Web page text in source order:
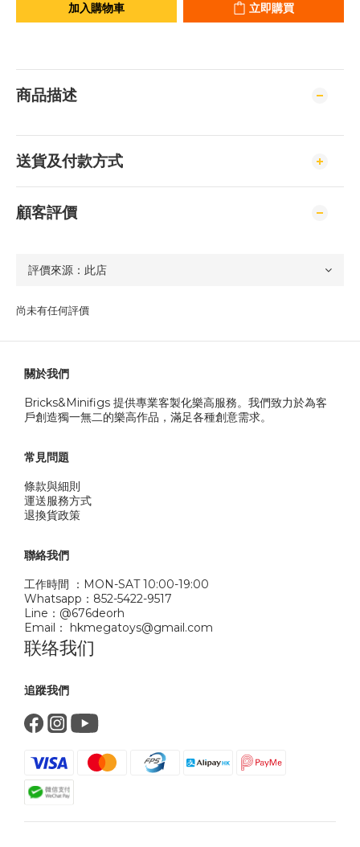
加入購物車 立即購買
商品描述
送貨及付款方式
顧客評價
尚未有任何評價
關於我們
Bricks&Minifigs 提供專業客製化樂高服務。我們致力於為客
戶創造獨一無二的樂高作品，滿足各種創意需求。
常見問題
條款與細則
運送服務方式
退換貨政策
聯絡我們
工作時間 ：MON-SAT 10:00-19:00
Whatsapp：852-5422-9517
Line：@676deorh
Email： hkmegatoys@gmail.com
联络我们
追蹤我們